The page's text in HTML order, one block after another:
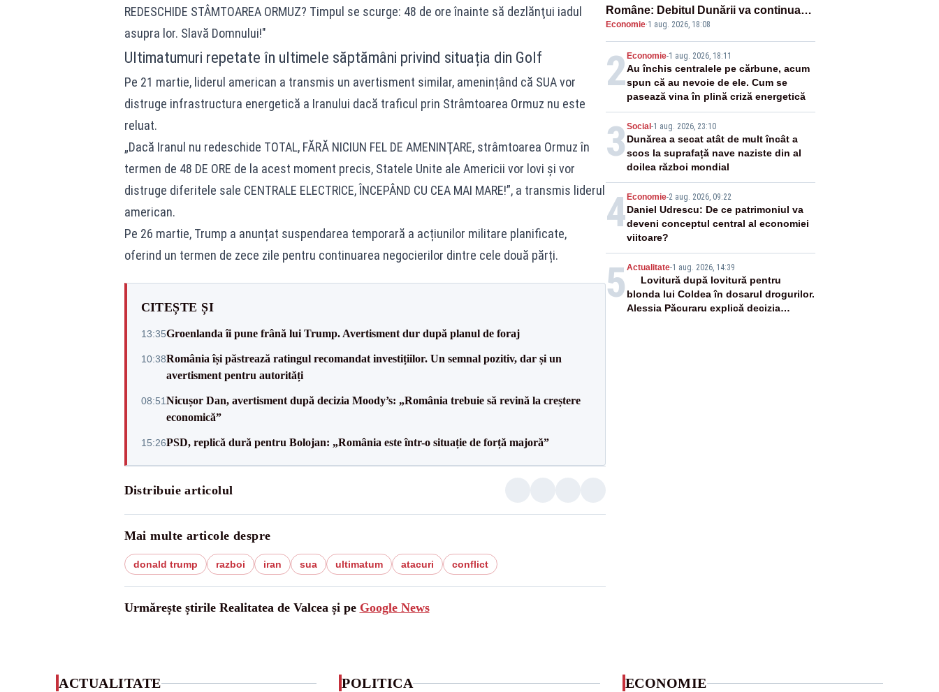
REDESCHIDE STÂMTOAREA ORMUZ? Timpul se scurge: 48 de ore înainte să dezlănţui iadul
asupra lor. Slavă Domnului!"
Ultimatumuri repetate în ultimele săptămâni privind situația din Golf
Pe 21 martie, liderul american a transmis un avertisment similar, amenințând că SUA vor
distruge infrastructura energetică a Iranului dacă traficul prin Strâmtoarea Ormuz nu este
reluat.
„Dacă Iranul nu redeschide TOTAL, FĂRĂ NICIUN FEL DE AMENINŢARE, strâmtoarea Ormuz în
termen de 48 DE ORE de la acest moment precis, Statele Unite ale Americii vor lovi şi vor
distruge diferitele sale CENTRALE ELECTRICE, ÎNCEPÂND CU CEA MAI MARE!”, a transmis liderul
american.
Pe 26 martie, Trump a anunțat suspendarea temporară a acțiunilor militare planificate,
oferind un termen de zece zile pentru continuarea negocierilor dintre cele două părți.
CITEȘTE ȘI
13:35Groenlanda îi pune frână lui Trump. Avertisment dur după planul de foraj
10:38România își păstrează ratingul recomandat investițiilor. Un semnal pozitiv, dar și un
avertisment pentru autorități
08:51Nicușor Dan, avertisment după decizia Moody’s: „România trebuie să revină la creștere
economică”
15:26PSD, replică dură pentru Bolojan: „România este într-o situație de forță majoră”
Distribuie articolul
Mai multe articole despre
donald trump razboi iran sua ultimatum atacuri conflict
Urmărește știrile Realitatea de Valcea și pe Google News
Române: Debitul Dunării va continua
să scadă. Cernavodă s-ar putea închide
în 4 zile
Economie·1 aug. 2026, 18:08
2 Economie-1 aug. 2026, 18:11
Au închis centralele pe cărbune, acum
spun că au nevoie de ele. Cum se
pasează vina în plină criză energetică
3 Social -1 aug. 2026, 23:10
Dunărea a secat atât de mult încât a
scos la suprafață nave naziste din al
doilea război mondial
4 Economie-2 aug. 2026, 09:22
Daniel Udrescu: De ce patrimoniul va
deveni conceptul central al economiei
viitoare?
5 Actualitate-1 aug. 2026, 14:39
Lovitură după lovitură pentru
blonda lui Coldea în dosarul drogurilor.
Alessia Păcuraru explică decizia
ACTUALITATE POLITICA ECONOMIE